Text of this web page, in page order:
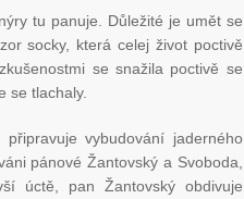
tu panuje. Důležité je umět se
socky, která celej život poctivě
se snažila poctivě se
se tlachaly.
vybudování jaderného
pánové Žantovský a Svoboda,
úctě, pan Žantovský obdivuje